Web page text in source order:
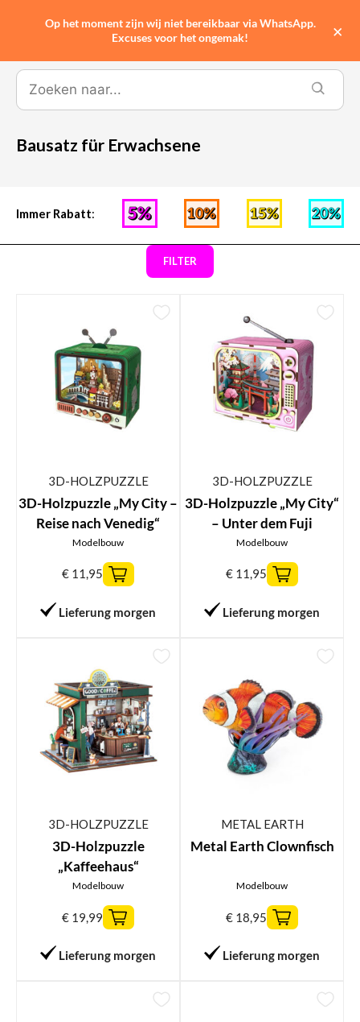
Bausatz für Erwachsene
Immer Rabatt:
FILTER
3D-HOLZPUZZLE
3D-Holzpuzzle „My City –
Reise nach Venedig“
Modelbouw
€ 11,95
Lieferung morgen
3D-HOLZPUZZLE
3D-Holzpuzzle „My City“
– Unter dem Fuji
Modelbouw
€ 11,95
Lieferung morgen
3D-HOLZPUZZLE
3D-Holzpuzzle
„Kaffeehaus“
Modelbouw
€ 19,99
Lieferung morgen
METAL EARTH
Metal Earth Clownfisch
Modelbouw
€ 18,95
Lieferung morgen
Op het moment zijn wij niet bereikbaar via WhatsApp.
Excuses voor het ongemak!
×